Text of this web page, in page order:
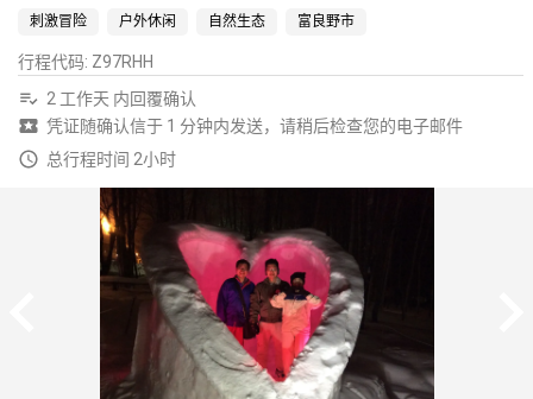
刺激冒险 户外休闲 自然生态 富良野市
行程代码: Z97RHH
2 工作天 内回覆确认
凭证随确认信于 1 分钟内发送，请稍后检查您的电子邮件
总行程时间 2小时